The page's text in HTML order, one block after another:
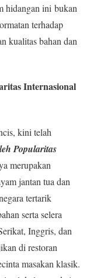
hidangan ini bukan
terhadap
kualitas bahan dan
Internasional
kini telah
Popularitas
merupakan
jantan tua dan
tertarik
serta selera
Inggris, dan
di restoran
masakan klasik.